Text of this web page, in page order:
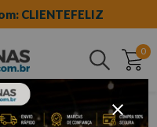
CLIENTEFELIZ
0
Buscar
chave fixa